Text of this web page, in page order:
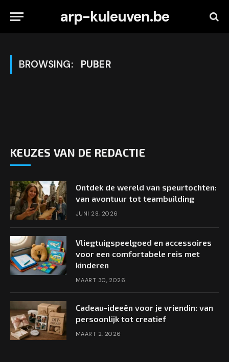
arp-kuleuven.be
BROWSING: PUBER
KEUZES VAN DE REDACTIE
Ontdek de wereld van speurtochten:
van avontuur tot teambuilding
JUNI 28, 2026
Vliegtuigspeelgoed en accessoires
voor een comfortabele reis met
kinderen
MAART 30, 2026
Cadeau-ideeën voor je vriendin: van
persoonlijk tot creatief
MAART 2, 2026